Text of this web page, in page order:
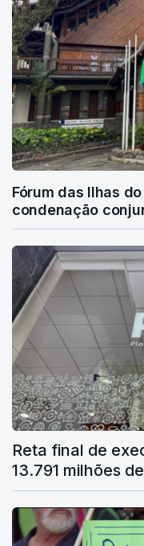
Fórum das Ilhas
condenação
Reta final de
13.791 milhões